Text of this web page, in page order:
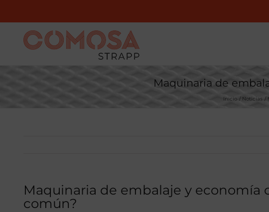
Maquinaria de
Inicio Noticias
Maquinaria de embalaje y economía
común?